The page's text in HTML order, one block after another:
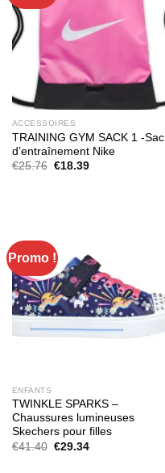
ACCESSOIRES
TRAINING GYM SACK 1 -Sac
d’entraînement Nike
€25.76 Le
€18.39Le
Promo !
ENFANTS
TWINKLE SPARKS –
Chaussures lumineuses
Skechers pour filles
€41.40 Le
€29.34Le